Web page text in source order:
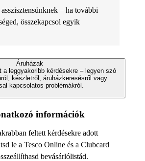
– ha további
összekapcsol egyik
Áruházak
a leggyakoribb kérdésekre – legyen szó
készletről, áruházkeresésről vagy
kapcsolatos problémákról.
információk
feltett kérdésekre adott
le a Tesco Online és a Clubcard
bevásárlólistád.